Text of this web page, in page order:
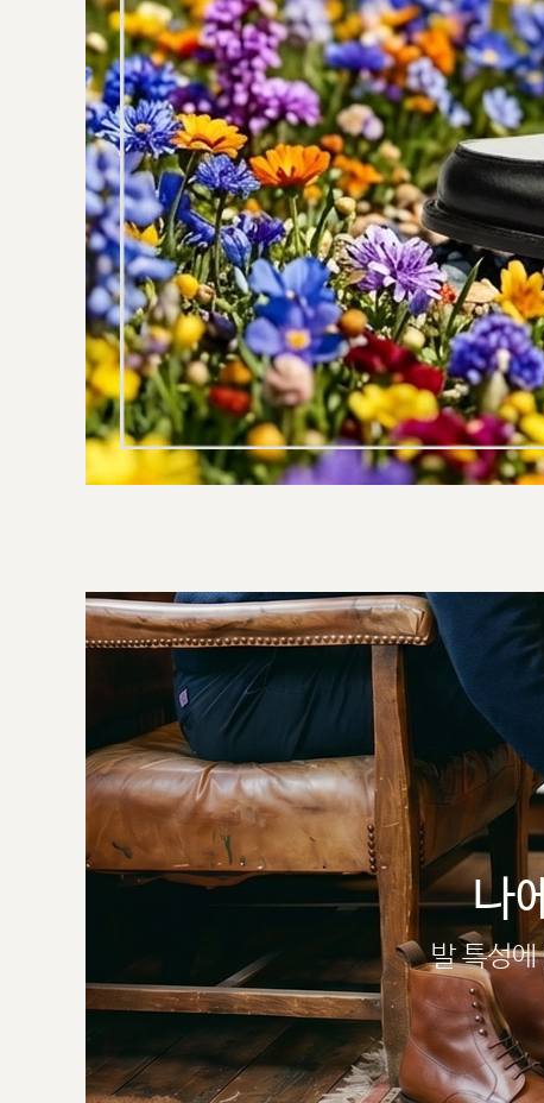
나
발 특성